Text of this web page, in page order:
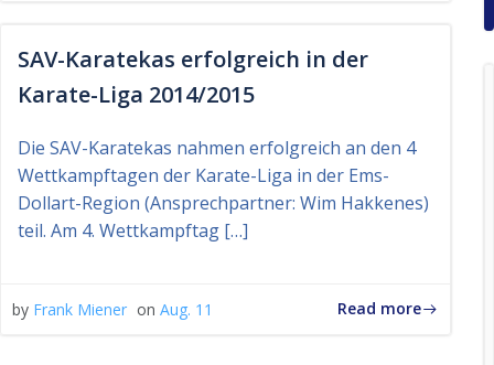
SAV-Karatekas erfolgreich in der
Karate-Liga 2014/2015
Die SAV-Karatekas nahmen erfolgreich an den 4
Wettkampftagen der Karate-Liga in der Ems-
Dollart-Region (Ansprechpartner: Wim Hakkenes)
teil. Am 4. Wettkampftag […]
by Frank Miener on Aug. 11 Read more